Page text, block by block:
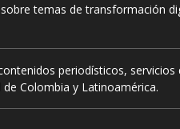
temas de transformación
periodísticos,
Colombia y Latinoamérica.